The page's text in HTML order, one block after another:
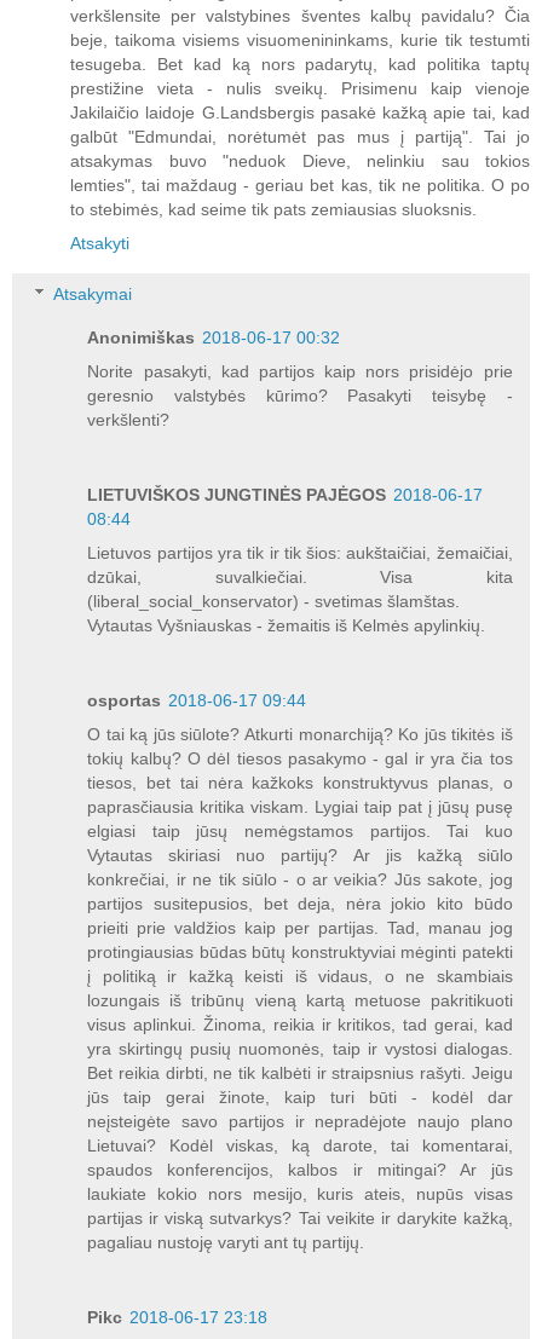
verkšlensite per valstybines šventes kalbų pavidalu? Čia
beje, taikoma visiems visuomenininkams, kurie tik testumti
tesugeba. Bet kad ką nors padarytų, kad politika taptų
prestižine vieta - nulis sveikų. Prisimenu kaip vienoje
Jakilaičio laidoje G.Landsbergis pasakė kažką apie tai, kad
galbūt "Edmundai, norėtumėt pas mus į partiją". Tai jo
atsakymas buvo "neduok Dieve, nelinkiu sau tokios
lemties", tai maždaug - geriau bet kas, tik ne politika. O po
to stebimės, kad seime tik pats zemiausias sluoksnis.
Atsakyti
Atsakymai
Anonimiškas 2018-06-17 00:32
Norite pasakyti, kad partijos kaip nors prisidėjo prie
geresnio valstybės kūrimo? Pasakyti teisybę -
verkšlenti?
LIETUVIŠKOS JUNGTINĖS PAJĖGOS 2018-06-17
08:44
Lietuvos partijos yra tik ir tik šios: aukštaičiai, žemaičiai,
dzūkai, suvalkiečiai. Visa kita
(liberal_social_konservator) - svetimas šlamštas.
Vytautas Vyšniauskas - žemaitis iš Kelmės apylinkių.
osportas 2018-06-17 09:44
O tai ką jūs siūlote? Atkurti monarchiją? Ko jūs tikitės iš
tokių kalbų? O dėl tiesos pasakymo - gal ir yra čia tos
tiesos, bet tai nėra kažkoks konstruktyvus planas, o
paprasčiausia kritika viskam. Lygiai taip pat į jūsų pusę
elgiasi taip jūsų nemėgstamos partijos. Tai kuo
Vytautas skiriasi nuo partijų? Ar jis kažką siūlo
konkrečiai, ir ne tik siūlo - o ar veikia? Jūs sakote, jog
partijos susitepusios, bet deja, nėra jokio kito būdo
prieiti prie valdžios kaip per partijas. Tad, manau jog
protingiausias būdas būtų konstruktyviai mėginti patekti
į politiką ir kažką keisti iš vidaus, o ne skambiais
lozungais iš tribūnų vieną kartą metuose pakritikuoti
visus aplinkui. Žinoma, reikia ir kritikos, tad gerai, kad
yra skirtingų pusių nuomonės, taip ir vystosi dialogas.
Bet reikia dirbti, ne tik kalbėti ir straipsnius rašyti. Jeigu
jūs taip gerai žinote, kaip turi būti - kodėl dar
neįsteigėte savo partijos ir nepradėjote naujo plano
Lietuvai? Kodėl viskas, ką darote, tai komentarai,
spaudos konferencijos, kalbos ir mitingai? Ar jūs
laukiate kokio nors mesijo, kuris ateis, nupūs visas
partijas ir viską sutvarkys? Tai veikite ir darykite kažką,
pagaliau nustoję varyti ant tų partijų.
Pikc 2018-06-17 23:18